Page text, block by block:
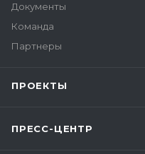
Документы
Команда
Партнеры
ПРОЕКТЫ
ПРЕСС-ЦЕНТР